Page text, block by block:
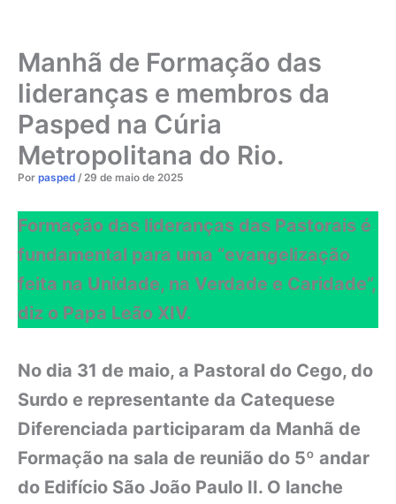
Manhã de Formação das
lideranças e membros da
Pasped na Cúria
Metropolitana do Rio.
Por pasped / 29 de maio de 2025
Formação das lideranças das Pastorais é
fundamental para uma “evangelização
feita na Unidade, na Verdade e Caridade”,
diz o Papa Leão XIV.
No dia 31 de maio, a Pastoral do Cego, do
Surdo e representante da Catequese
Diferenciada participaram da Manhã de
Formação na sala de reunião do 5º andar
do Edifício São João Paulo II. O lanche